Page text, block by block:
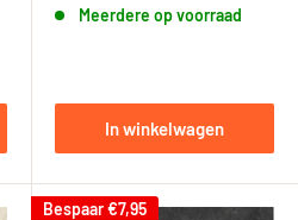
Meerdere op voorraad
In winkelwagen
Bespaar€7,95